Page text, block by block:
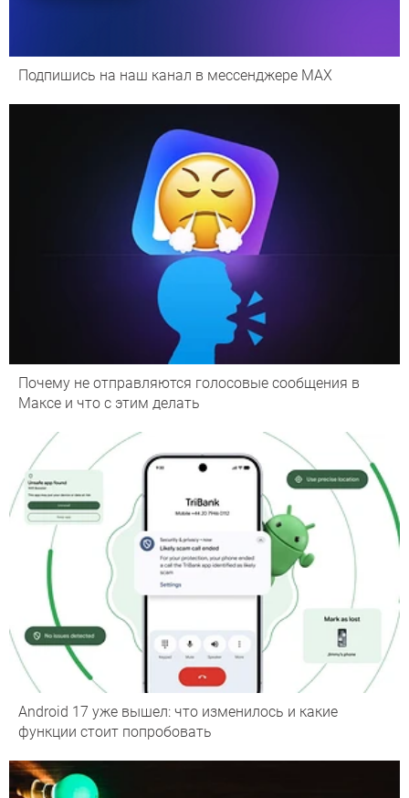
Подпишись на наш канал в мессенджере МАХ
Почему не отправляются голосовые сообщения в
Максе и что с этим делать
Android 17 уже вышел: что изменилось и какие
функции стоит попробовать